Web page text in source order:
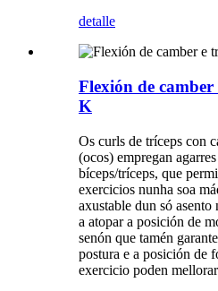
detalle
Flexión de
K
Os curls de tríceps con
(ocos) empregan
bíceps/tríceps, que
exercicios nunha soa
axustable dun só
a atopar a posición de
senón que tamén
postura e a posición de
exercicio poden